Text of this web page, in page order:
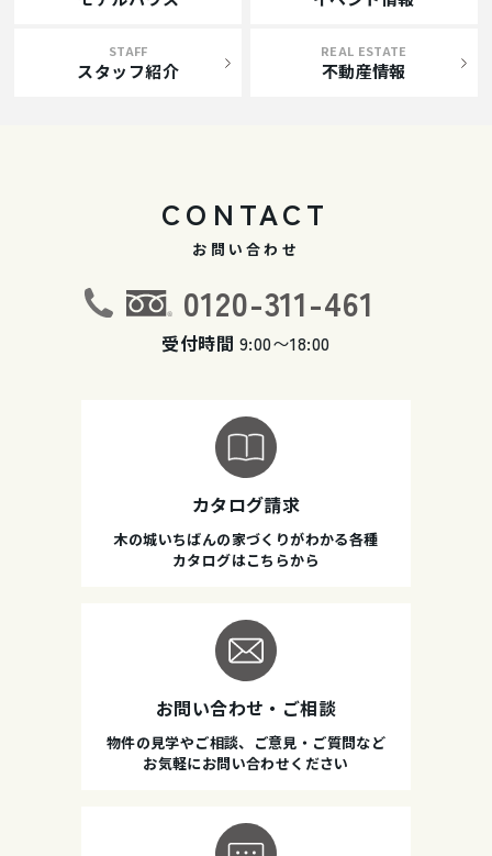
STAFF
スタッフ紹介
REAL ESTATE
不動産情報
CONTACT
お問い合わせ
0120-311-461
受付時間 9:00〜18:00
カタログ請求
木の城いちばんの家づくりがわかる各種
カタログはこちらから
お問い合わせ・ご相談
物件の見学やご相談、ご意見・ご質問など
お気軽にお問い合わせください